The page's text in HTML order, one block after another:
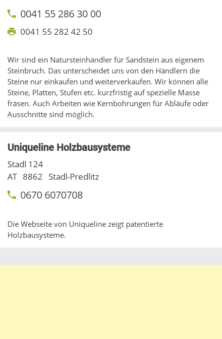
0041 55 286 30 00
0041 55 282 42 50
Wir sind ein Natursteinhändler für Sandstein aus eigenem
Steinbruch. Das unterscheidet uns von den Händlern die
Steine nur einkaufen und weiterverkaufen. Wir können alle
Steine, Platten, Stufen etc. kurzfristig auf spezielle Masse
fräsen. Auch Arbeiten wie Kernbohrungen für Abläufe oder
Ausschnitte sind möglich.
Uniqueline Holzbausysteme
Stadl 124
AT 8862 Stadl-Predlitz
0670 6070708
Die Webseite von Uniqueline zeigt patentierte
Holzbausysteme.